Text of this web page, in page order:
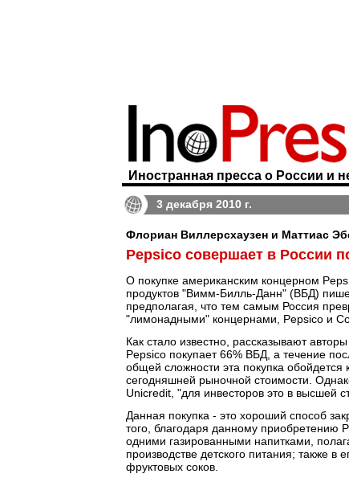
Иностранная пресса о России и
3 декабря 2010 г.
Флориан Виллерсхаузен и Маттиас
Pepsico совершает в России
О покупке американским концерном
продуктов "Вимм-Билль-Данн" (ВБД)
предполагая, что тем самым Россия
"лимонадными" концернами, Pepsico и
Как стало известно, рассказывают
Pepsico покупает 66% ВБД, а течение
общей сложности эта покупка
сегодняшней рыночной стоимости.
Unicredit, "для инвесторов это в высшей
Данная покупка - это хороший способ
того, благодаря данному приобретению
одними газированными напитками,
производстве детского питания; также
фруктовых соков.